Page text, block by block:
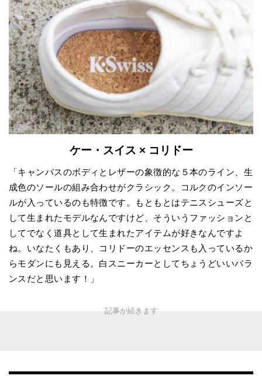
ケー・スイス × コリドー
「キャンバスのボディとレザーの象徴的な５本のライン、生
成色のソールの組み合わせがクラシック。コルクのインソー
ルが入っているのも特徴です。もともとはテニスシューズと
して生まれたモデルなんですけど、そういうファッションと
してでなく道具として生まれたアイテムが好きなんですよ
ね。いなたくもあり、コリドーのエッセンスも入っているか
らモダンにも見える。白スニーカーとしてちょうどいいバラ
ンスだと思います！」